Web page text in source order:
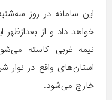
این سامانه در روز
خواهد داد و از بعدازظهر
نیمه غربی کاسته
استان‌های واقع در
خارج می‌شود.